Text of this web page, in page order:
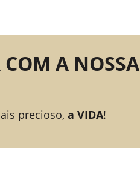
COM A NOSSA
precioso,a VIDA!